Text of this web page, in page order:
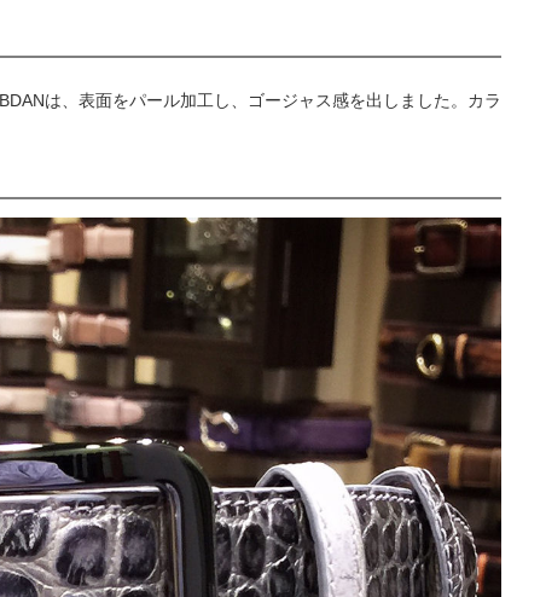
は、表面をパール加工し、ゴージャス感を出しました。カラ